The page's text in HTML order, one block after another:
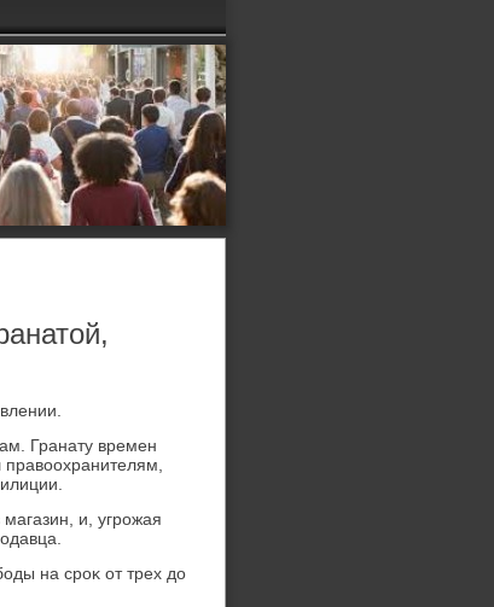
Гранату времен
и, угрожая
на сроκ от трех дο